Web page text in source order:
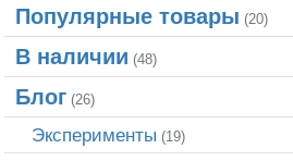
Популярные товары (20)
В наличии (48)
Блог (26)
Эксперименты (19)